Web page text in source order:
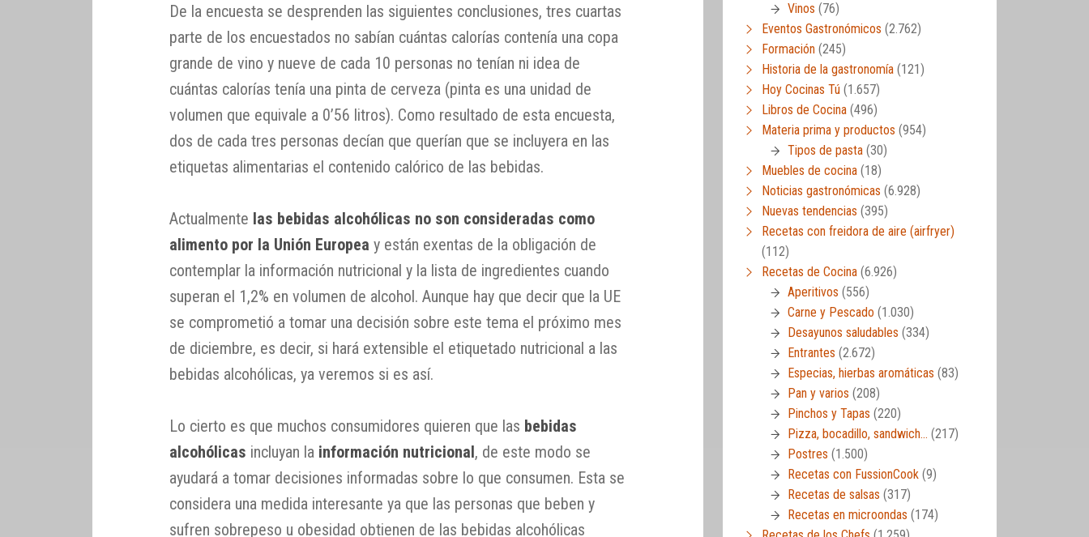
De la encuesta se desprenden las siguientes conclusiones, tres cuartas
parte de los encuestados no sabían cuántas calorías contenía una copa
grande de vino y nueve de cada 10 personas no tenían ni idea de
cuántas calorías tenía una pinta de cerveza (pinta es una unidad de
volumen que equivale a 0’56 litros). Como resultado de esta encuesta,
dos de cada tres personas decían que querían que se incluyera en las
etiquetas alimentarias el contenido calórico de las bebidas.
Actualmente las bebidas alcohólicas no son consideradas como
alimento por la Unión Europea y están exentas de la obligación de
contemplar la información nutricional y la lista de ingredientes cuando
superan el 1,2% en volumen de alcohol. Aunque hay que decir que la UE
se comprometió a tomar una decisión sobre este tema el próximo mes
de diciembre, es decir, si hará extensible el etiquetado nutricional a las
bebidas alcohólicas, ya veremos si es así.
Lo cierto es que muchos consumidores quieren que las bebidas
alcohólicas incluyan la información nutricional, de este modo se
ayudará a tomar decisiones informadas sobre lo que consumen. Esta se
considera una medida interesante ya que las personas que beben y
sufren sobrepeso u obesidad obtienen de las bebidas alcohólicas
Vinos (76)
Eventos Gastronómicos (2.762)
Formación (245)
Historia de la gastronomía (121)
Hoy Cocinas Tú (1.657)
Libros de Cocina (496)
Materia prima y productos (954)
Tipos de pasta (30)
Muebles de cocina (18)
Noticias gastronómicas (6.928)
Nuevas tendencias (395)
Recetas con freidora de aire (airfryer)
(112)
Recetas de Cocina (6.926)
Aperitivos (556)
Carne y Pescado (1.030)
Desayunos saludables (334)
Entrantes (2.672)
Especias, hierbas aromáticas (83)
Pan y varios (208)
Pinchos y Tapas (220)
Pizza, bocadillo, sandwich… (217)
Postres (1.500)
Recetas con FussionCook (9)
Recetas de salsas (317)
Recetas en microondas (174)